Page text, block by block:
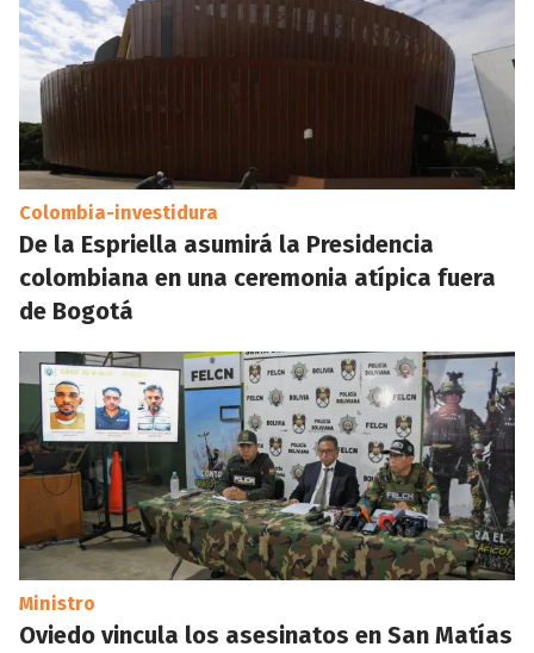
Colombia-investidura
De la Espriella asumirá la Presidencia
colombiana en una ceremonia atípica fuera
de Bogotá
Ministro
Oviedo vincula los asesinatos en San Matías